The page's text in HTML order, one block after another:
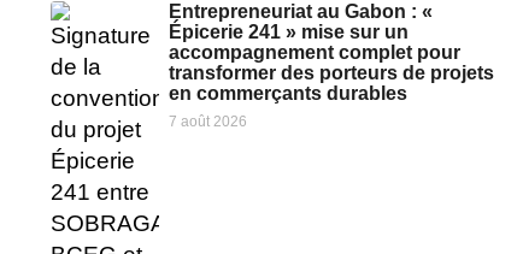
Entrepreneuriat au Gabon : «
Épicerie 241 » mise sur un
accompagnement complet pour
transformer des porteurs de projets
en commerçants durables
7 août 2026